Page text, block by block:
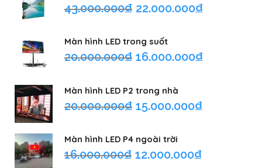
43.000.000₫ 22.000.000₫
Màn hình LED trong suốt
20.000.000₫ 16.000.000₫
Màn hình LED P2 trong nhà
20.000.000₫ 15.000.000₫
Màn hình LED P4 ngoài trời
16.000.000₫ 12.000.000₫